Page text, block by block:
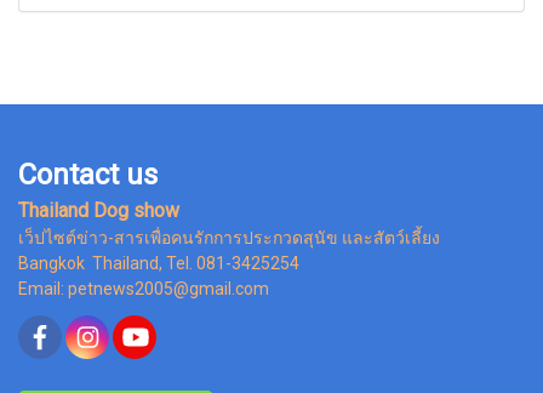
Contact us
Thailand Dog show
เว็ปไซต์ข่าว-สารเพื่อคนรักการประกวดสุนัข และสัตว์เลี้ยง
Bangkok Thailand, Tel. 081-3425254
Email: petnews2005@gmail.com